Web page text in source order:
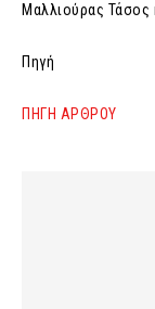
Μαλλιούρας
Πηγή
ΠΗΓΗ ΑΡΘΡΟΥ